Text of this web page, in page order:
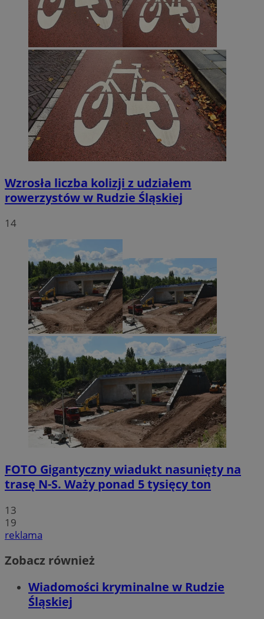
Wzrosła liczba kolizji z udziałem
rowerzystów w Rudzie Śląskiej
14
FOTO Gigantyczny wiadukt nasunięty na
trasę N-S. Waży ponad 5 tysięcy ton
13
19
reklama
Zobacz również
Wiadomości kryminalne w Rudzie
Śląskiej